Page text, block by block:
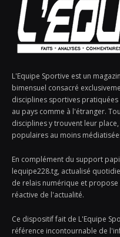
L'Equipe Sportive est un
bimensuel consacré
disciplines sportives
au pays comme à l'étranger.
disciplines y trouvent leur
populaires au moins
En complément du support
lequipe228.tg, actualisé
de relais numérique et propose
réactive de l'actualité.
Ce dispositif fait de L'Equipe
référence incontournable de